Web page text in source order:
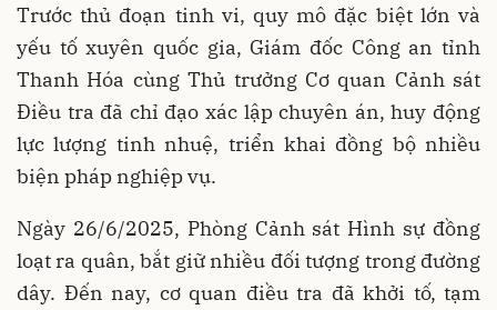
Trước thủ đoạn tinh vi, quy mô đặc biệt lớn và
yếu tố xuyên quốc gia, Giám đốc Công an tỉnh
Thanh Hóa cùng Thủ trưởng Cơ quan Cảnh sát
Điều tra đã chỉ đạo xác lập chuyên án, huy động
lực lượng tinh nhuệ, triển khai đồng bộ nhiều
biện pháp nghiệp vụ.
Ngày 26/6/2025, Phòng Cảnh sát Hình sự đồng
loạt ra quân, bắt giữ nhiều đối tượng trong đường
dây. Đến nay, cơ quan điều tra đã khởi tố, tạm